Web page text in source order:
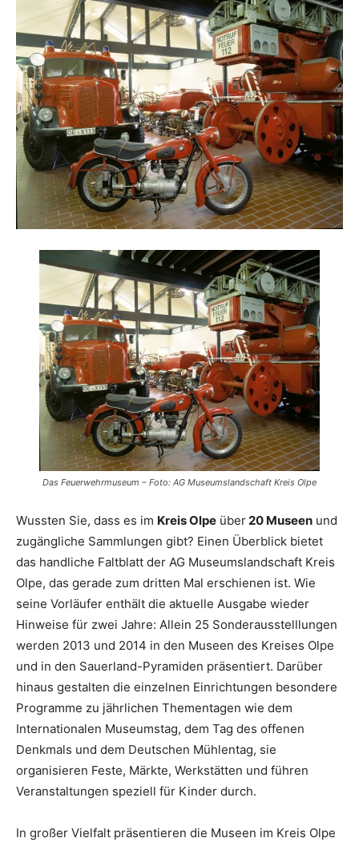
Reiseempfehlungen.
Das Feuerwehrmuseum – Foto: AG Museumslandschaft Kreis Olpe
Wussten Sie, dass es im Kreis Olpe über20 Museen und
zugängliche Sammlungen gibt? Einen Überblick bietet
das handliche Faltblatt der AG Museumslandschaft Kreis
Olpe, das gerade zum dritten Mal erschienen ist. Wie
seine Vorläufer enthält die aktuelle Ausgabe wieder
Hinweise für zwei Jahre: Allein 25 Sonderausstelllungen
werden 2013 und 2014 in den Museen des Kreises Olpe
und in den Sauerland-Pyramiden präsentiert. Darüber
hinaus gestalten die einzelnen Einrichtungen besondere
Programme zu jährlichen Thementagen wie dem
Internationalen Museumstag, dem Tag des offenen
Denkmals und dem Deutschen Mühlentag, sie
organisieren Feste, Märkte, Werkstätten und führen
Veranstaltungen speziell für Kinder durch.
In großer Vielfalt präsentieren die Museen im Kreis Olpe